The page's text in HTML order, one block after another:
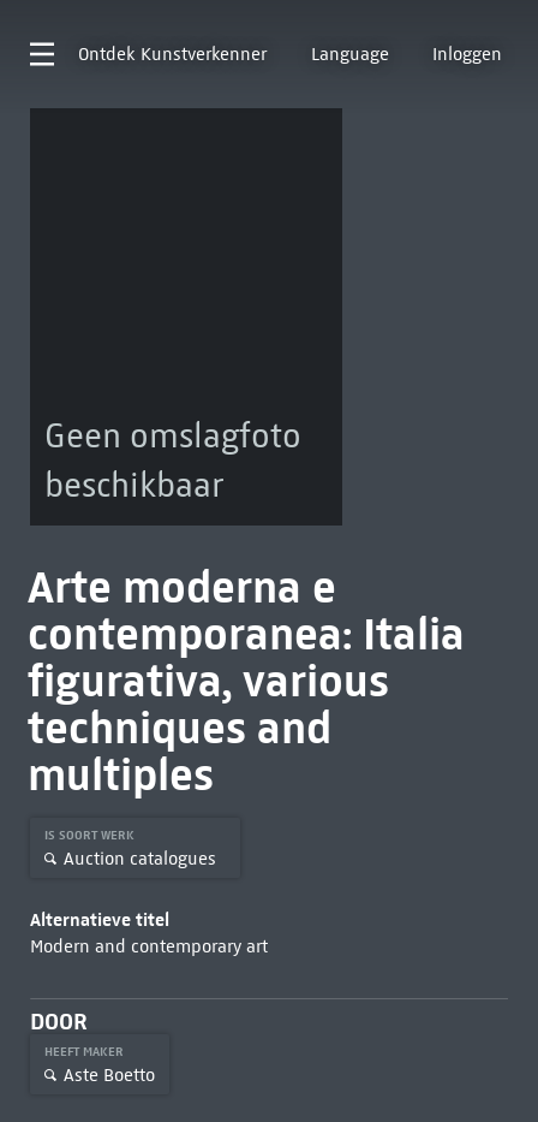
Ontdek Kunstverkenner Language Inloggen
Geen omslagfoto
beschikbaar
Arte moderna e
contemporanea: Italia
figurativa, various
techniques and
multiples
IS SOORT WERK
Auction catalogues
Alternatieve titel
Modern and contemporary art
DOOR
HEEFT MAKER
Aste Boetto